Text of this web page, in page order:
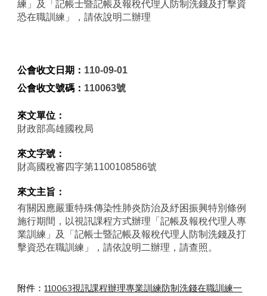
練」及「記帳士暨記帳及報稅代理人防制洗錢及打擊資
恐在職訓練」，請依說明二辦理
公會收文日期： 110-09-01
公會收文號碼： 110063號
來文單位：
財政部高雄國稅局
來文字號：
財高國稅審四字第1100108586號
來文主旨：
有關因應嚴重特殊傳染性肺炎防治及紓困振興特別條例
施行期間，以視訊課程方式辦理「記帳及報稅代理人專
業訓練」及「記帳士暨記帳及報稅代理人防制洗錢及打
擊資恐在職訓練」，請依說明二辦理，請查照。
附件：110063視訊課程辦理專業訓練防制洗錢在職訓練一